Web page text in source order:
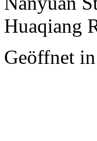
Huaqiang
Geöffnet